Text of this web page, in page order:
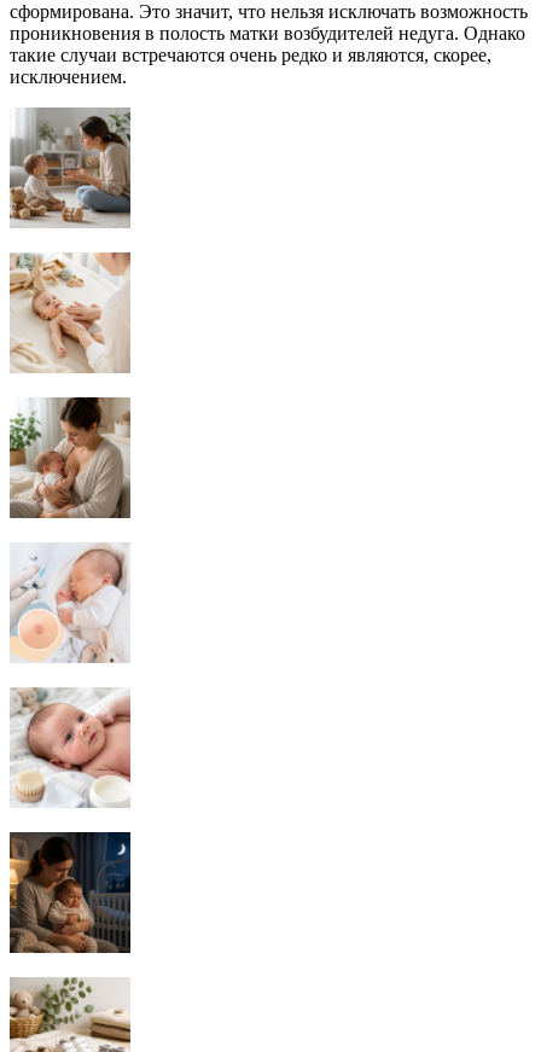
сформирована. Это значит, что нельзя исключать возможность
проникновения в полость матки возбудителей недуга. Однако
такие случаи встречаются очень редко и являются, скорее,
исключением.